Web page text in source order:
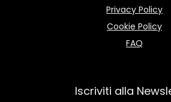
Privacy Policy
Cookie Policy
FAQ
Iscriviti alla